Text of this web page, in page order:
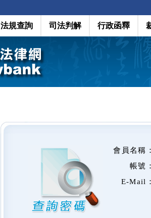
法規查詢 司法判解 行政函釋
會員名稱
帳號
E-Mail